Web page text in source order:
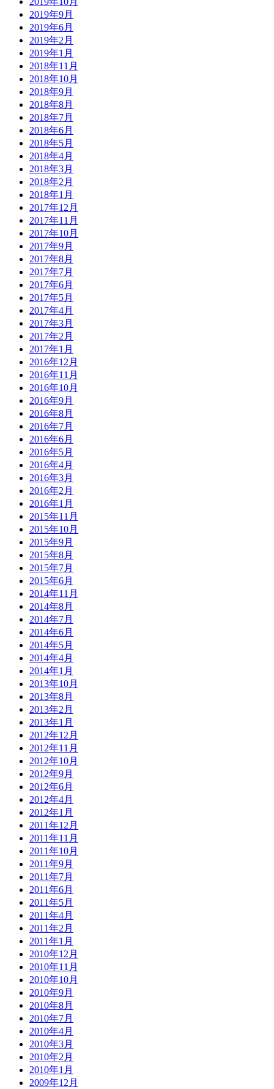
2019年9月
2019年6月
2019年2月
2019年1月
2018年11月
2018年10月
2018年9月
2018年8月
2018年7月
2018年6月
2018年5月
2018年4月
2018年3月
2018年2月
2018年1月
2017年12月
2017年11月
2017年10月
2017年9月
2017年8月
2017年7月
2017年6月
2017年5月
2017年4月
2017年3月
2017年2月
2017年1月
2016年12月
2016年11月
2016年10月
2016年9月
2016年8月
2016年7月
2016年6月
2016年5月
2016年4月
2016年3月
2016年2月
2016年1月
2015年11月
2015年10月
2015年9月
2015年8月
2015年7月
2015年6月
2014年11月
2014年8月
2014年7月
2014年6月
2014年5月
2014年4月
2014年1月
2013年10月
2013年8月
2013年2月
2013年1月
2012年12月
2012年11月
2012年10月
2012年9月
2012年6月
2012年4月
2012年1月
2011年12月
2011年11月
2011年10月
2011年9月
2011年7月
2011年6月
2011年5月
2011年4月
2011年2月
2011年1月
2010年12月
2010年11月
2010年10月
2010年9月
2010年8月
2010年7月
2010年4月
2010年3月
2010年2月
2010年1月
2009年12月